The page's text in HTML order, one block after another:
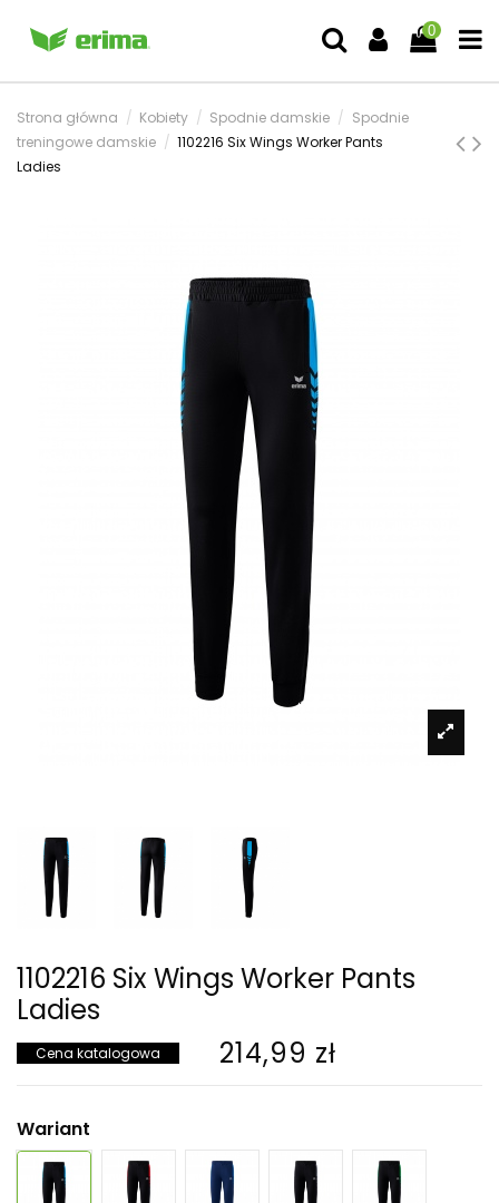
0
Strona główna Kobiety Spodnie damskie
Spodnie
treningowe damskie
1102216 Six Wings Worker Pants
Ladies
1102216 Six Wings Worker Pants
Ladies
Cena katalogowa 214,99 zł
Wariant